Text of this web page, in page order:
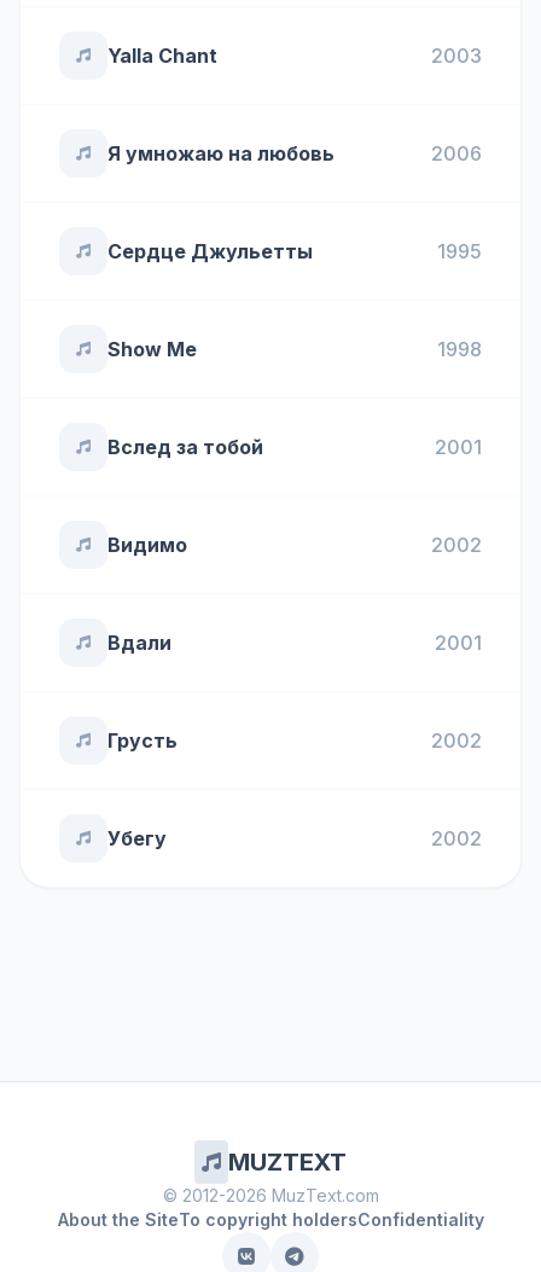
Yalla Chant 2003
Я умножаю на любовь 2006
Сердце Джульетты 1995
Show Me 1998
Вслед за тобой 2001
Видимо 2002
Вдали 2001
Грусть 2002
Убегу 2002
MUZTEXT
© 2012-2026 MuzText.com
About the SiteTo copyright holdersConfidentiality